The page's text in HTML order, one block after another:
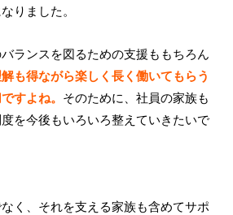
りました。
ランスを図るための支援ももちろん
も得ながら楽しく長く働いてもらう
すよね。 そのために、社員の家族も
を今後もいろいろ整えていきたいで
く、それを支える家族も含めてサポ